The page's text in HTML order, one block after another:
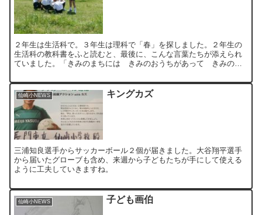
２年生は生活科で。３年生は理科で「春」を探しました。２年生の
生活科の教科書をふと読むと、最後に、こんな言葉たちが添えられ
ていました。「きみのまちには きみのおうちがあって きみのが
て...
仙崎小NEWS キングカズ
三浦知良選手からサッカーボール２個が届きました。大谷翔平選手
から届いたグローブも含め、来週から子どもたちが手にして使える
ように工夫していきますね。
仙崎小NEWS 子ども画伯